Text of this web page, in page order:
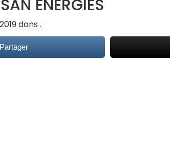
ENERGIES
dans .
Partager